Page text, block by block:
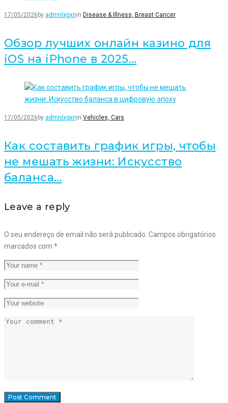
17/05/2026 by admnlxgxnin Disease & Illness, Breast Cancer
Обзор лучших онлайн казино для
iOS на iPhone в 2025…
17/05/2026 by admnlxgxnin Vehicles, Cars
Как составить график игры, чтобы
не мешать жизни: Искусство
баланса…
Leave a reply
O seu endereço de email não será publicado. Campos obrigatórios
marcados com *